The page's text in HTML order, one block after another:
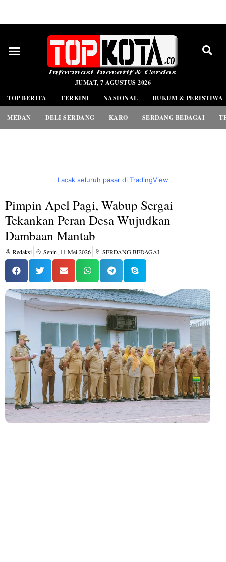
JUMAT, 7 AGUSTUS 2026
TOP BERITA
TERKINI NASIONAL HUKUM & PERISTIWA
MEDAN DELI SERDANG KARO SERDANG BEDAGAI
Lacak seluruh pasar di TradingView
Pimpin Apel Pagi, Wabup Sergai
Tekankan Peran Desa Wujudkan
Dambaan Mantab
Redaksi Senin, 11 Mei 2026 SERDANG BEDAGAI